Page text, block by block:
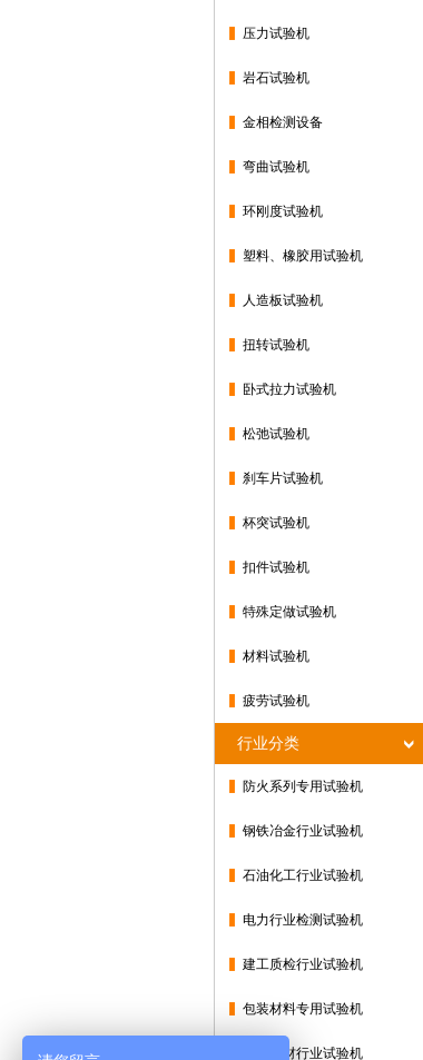
压力试验机
岩石试验机
金相检测设备
弯曲试验机
环刚度试验机
塑料、橡胶用试验机
人造板试验机
扭转试验机
卧式拉力试验机
松弛试验机
刹车片试验机
杯突试验机
扣件试验机
特殊定做试验机
材料试验机
疲劳试验机
行业分类
防火系列专用试验机
钢铁冶金行业试验机
石油化工行业试验机
电力行业检测试验机
建工质检行业试验机
包装材料专用试验机
防水卷材行业试验机